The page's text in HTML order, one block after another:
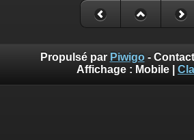
Propulsé par Piwigo-
Affichage : Mobile